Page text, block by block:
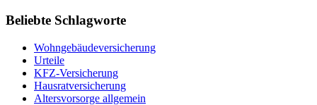
Beliebte Schlagworte
Wohngebäudeversicherung
Urteile
KFZ-Versicherung
Hausratversicherung
Altersvorsorge allgemein